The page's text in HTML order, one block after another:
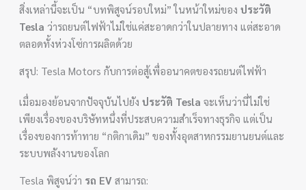
สิ่งเหล่านี้จะเป็น “บทพิสูจน์รอบใหม่” ในหน้าใหม่ของประวัติ
Tesla ว่ารถยนต์ไฟฟ้าไม่ใช่แค่สะอาดกว่าในปลายทาง แต่สะอาด
ตลอดทั้งห่วงโซ่การผลิตด้วย
สรุป: Tesla Motors กับการต่อสู้เพื่ออนาคตของรถยนต์ไฟฟ้า
เมื่อมองย้อนจากปัจจุบันไปยังประวัติ Tesla จะเห็นว่านี่ไม่ใช่
เพียงเรื่องของบริษัทหนึ่งที่ประสบความสำเร็จทางธุรกิจ แต่เป็น
เรื่องของการท้าทาย “กติกาเดิม” ของทั้งอุตสาหกรรมยานยนต์และ
ระบบพลังงานของโลก
Tesla พิสูจน์ว่า รถ EV สามารถ: